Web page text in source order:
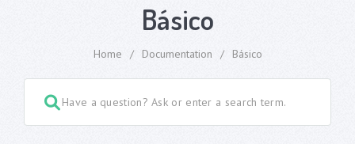
Básico
Home / Documentation / Básico